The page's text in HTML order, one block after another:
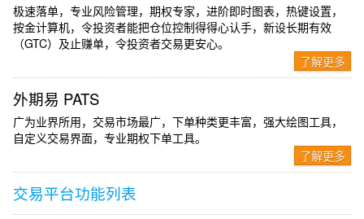
极速落单，专业风险管理，期权专家，进阶即时图表，热键设置，
按金计算机，令投资者能把仓位控制得得心认手，新设长期有效
（GTC）及止赚单，令投资者交易更安心。
了解更多
外期易 PATS
广为业界所用，交易市场最广，下单种类更丰富，强大绘图工具，
自定义交易界面，专业期权下单工具。
了解更多
交易平台功能列表